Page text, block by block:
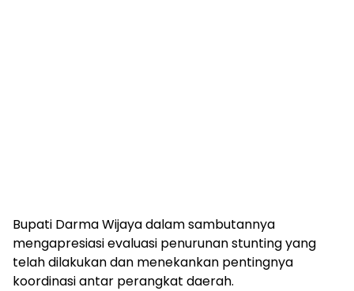
Bupati Darma Wijaya dalam sambutannya
mengapresiasi evaluasi penurunan stunting yang
telah dilakukan dan menekankan pentingnya
koordinasi antar perangkat daerah.